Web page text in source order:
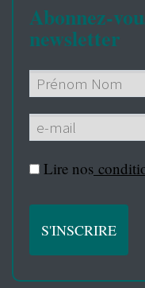
Abonnez-
newsletter
Lire nos